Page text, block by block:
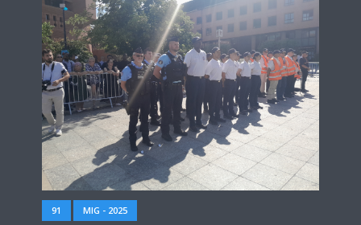
91 MIG - 2025